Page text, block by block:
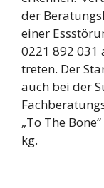
der
einer
0221 892 031
treten. Der
auch bei der
„To The
kg.